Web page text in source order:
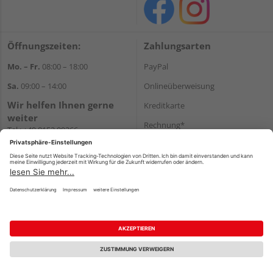
Öffnungszeiten:
Mo. – Fr. 08:00 – 18:00
Sa. 09:00 – 14:00
Wir helfen Ihnen gerne
weiter
Tel.:+49 8152 99266
E-Mail:shop@schlecht.de
Zahlungsarten
PayPal
Onlineüberweisung
Kreditkarte
Rechnung*
Versand
Impressum AGB Widerruf
Datenschutz
Reservierungsbedingungen
Vertrag widerrufen